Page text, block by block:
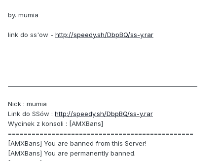
by. mumia
link do ss'ow - http://speedy.sh/DbpBQ/ss-y.rar
Nick : mumia
Link do SSów : http://speedy.sh/DbpBQ/ss-y.rar
Wycinek z konsoli : [AMXBans]
===============================================
[AMXBans] You are banned from this Server!
[AMXBans] You are permanently banned.